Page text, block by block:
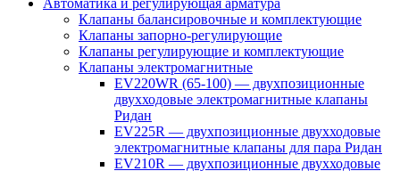
Автоматика и регулирующая арматура
Клапаны балансировочные и комплектующие
Клапаны запорно-регулирующие
Клапаны регулирующие и комплектующие
Клапаны электромагнитные
EV220WR (65-100) — двухпозиционные
двухходовые электромагнитные клапаны
Ридан
EV225R — двухпозиционные двухходовые
электромагнитные клапаны для пара Ридан
EV210R — двухпозиционные двухходовые